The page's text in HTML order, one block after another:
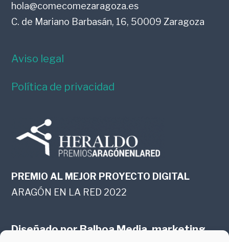
hola@comecomezaragoza.es
C. de Mariano Barbasán, 16, 50009 Zaragoza
Aviso legal
Política de privacidad
PREMIO AL MEJOR PROYECTO DIGITAL
ARAGÓN EN LA RED 2022
Diseñado porBalboa Media, marketing